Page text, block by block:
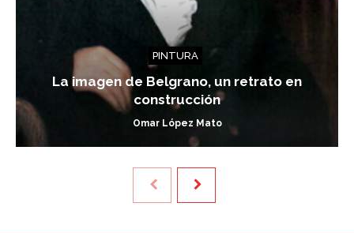
PINTURA
La imagen de Belgrano, un retrato en
construcción
Omar López Mato